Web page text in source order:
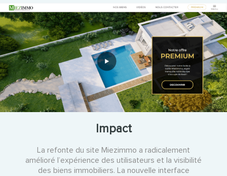
Impact
La refonte du site Miezimmo a radicalement
amélioré l’expérience des utilisateurs et la visibilité
des biens immobiliers. La nouvelle interface